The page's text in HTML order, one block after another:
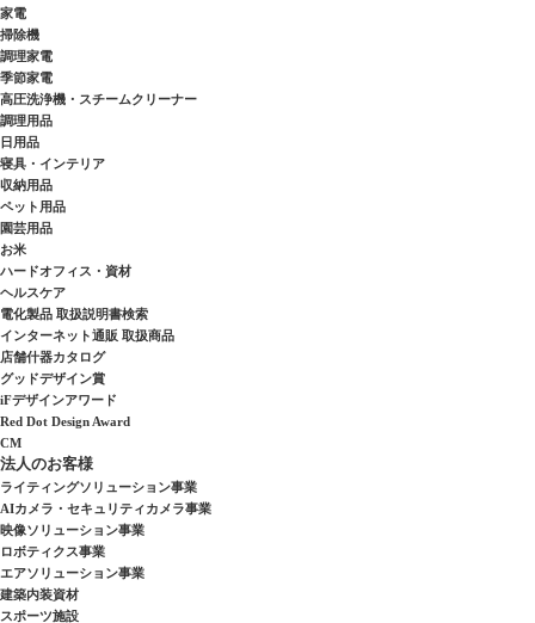
家電
掃除機
調理家電
季節家電
高圧洗浄機・スチームクリーナー
調理用品
日用品
寝具・インテリア
収納用品
ペット用品
園芸用品
お米
ハードオフィス・資材
ヘルスケア
電化製品 取扱説明書検索
インターネット通販 取扱商品
店舗什器カタログ
グッドデザイン賞
iFデザインアワード
Red Dot Design Award
CM
法人のお客様
ライティングソリューション事業
AIカメラ・セキュリティカメラ事業
映像ソリューション事業
ロボティクス事業
エアソリューション事業
建築内装資材
スポーツ施設